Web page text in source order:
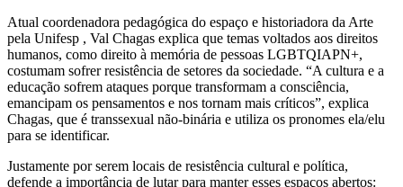
Atual coordenadora pedagógica do espaço e historiadora da Arte
pela Unifesp , Val Chagas explica que temas voltados aos direitos
humanos, como direito à memória de pessoas LGBTQIAPN+,
costumam sofrer resistência de setores da sociedade. “A cultura e a
educação sofrem ataques porque transformam a consciência,
emancipam os pensamentos e nos tornam mais críticos”, explica
Chagas, que é transsexual não-binária e utiliza os pronomes ela/elu
para se identificar.
Justamente por serem locais de resistência cultural e política,
defende a importância de lutar para manter esses espaços abertos: